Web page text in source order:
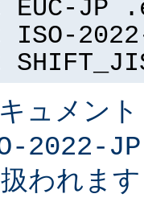
EUC-JP
ISO-
ュメン
2022-JP
われま